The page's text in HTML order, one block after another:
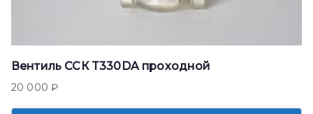
Вентиль ССК T330DA проходной
20 000₽